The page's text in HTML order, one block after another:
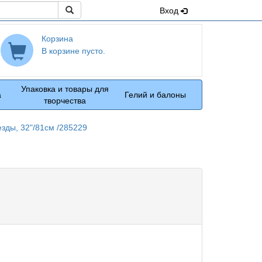
Вход
Корзина
В корзине пусто.
Упаковка и товары для
творчества
Гелий и балоны
32"/81см /285229